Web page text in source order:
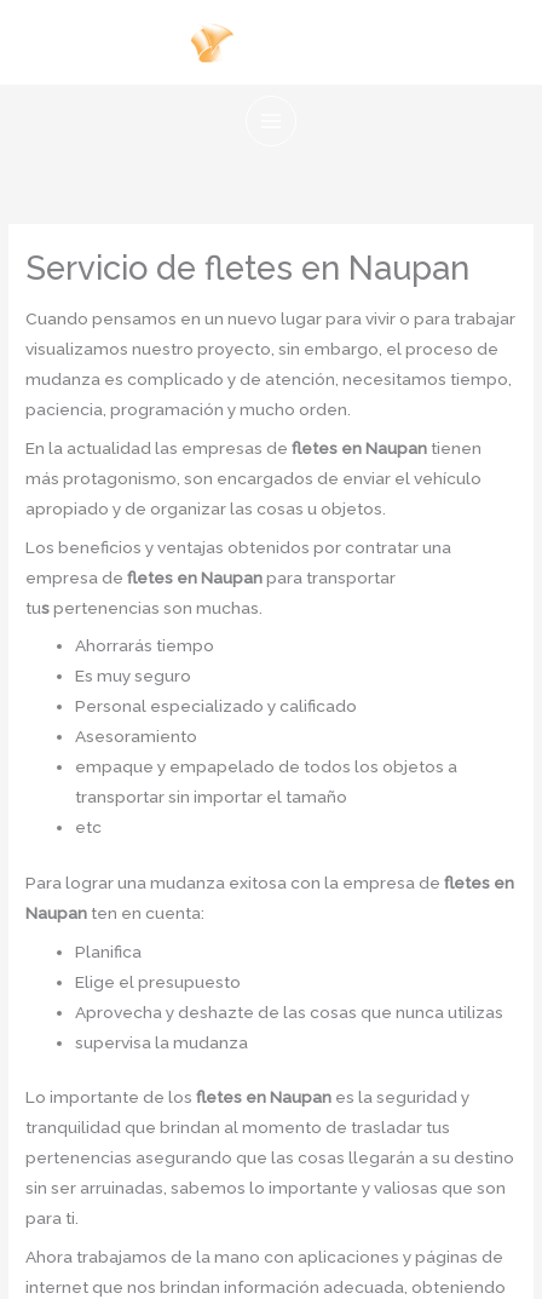
Servicio de fletes en Naupan
Cuando pensamos en un nuevo lugar para vivir o para trabajar
visualizamos nuestro proyecto, sin embargo, el proceso de
mudanza es complicado y de atención, necesitamos tiempo,
paciencia, programación y mucho orden.
En la actualidad las empresas defletes en Naupan tienen
más protagonismo, son encargados de enviar el vehículo
apropiado y de organizar las cosas u objetos.
Los beneficios y ventajas obtenidos por contratar una
empresa defletes en Naupanpara transportar
tuspertenencias son muchas.
Ahorrarás tiempo
Es muy seguro
Personal especializado y calificado
Asesoramiento
empaque y empapelado de todos los objetos a
transportar sin importar el tamaño
etc
Para lograr una mudanza exitosa con la empresa defletes en
Naupan ten en cuenta:
Planifica
Elige el presupuesto
Aprovecha y deshazte de las cosas que nunca utilizas
supervisa la mudanza
Lo importante de losfletes en Naupan es la seguridad y
tranquilidad que brindan al momento de trasladar tus
pertenencias asegurando que las cosas llegarán a su destino
sin ser arruinadas, sabemos lo importante y valiosas que son
para ti.
Ahora trabajamos de la mano con aplicaciones y páginas de
internet que nos brindan información adecuada, obteniendo